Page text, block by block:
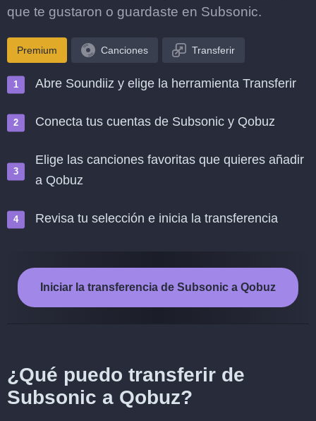
que te gustaron o guardaste en Subsonic.
Premium Canciones Transferir
Abre Soundiiz y elige la herramienta Transferir
Conecta tus cuentas de Subsonic y Qobuz
Elige las canciones favoritas que quieres añadir
a Qobuz
Revisa tu selección e inicia la transferencia
Iniciar la transferencia de Subsonic a Qobuz
¿Qué puedo transferir de
Subsonic a Qobuz?